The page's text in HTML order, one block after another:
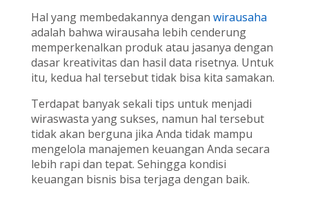
Hal yang membedakannya dengan wirausaha
adalah bahwa wirausaha lebih cenderung
memperkenalkan produk atau jasanya dengan
dasar kreativitas dan hasil data risetnya. Untuk
itu, kedua hal tersebut tidak bisa kita samakan.
Terdapat banyak sekali tips untuk menjadi
wiraswasta yang sukses, namun hal tersebut
tidak akan berguna jika Anda tidak mampu
mengelola manajemen keuangan Anda secara
lebih rapi dan tepat. Sehingga kondisi
keuangan bisnis bisa terjaga dengan baik.